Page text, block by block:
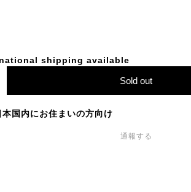
shipping available
Sold out
本国内にお住まいの方向け
通報する